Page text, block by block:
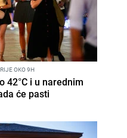
OKO 9H
42°C i u narednim
će pasti